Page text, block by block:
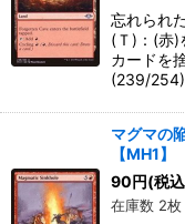
忘れられ
(Ｔ)：(赤)
カードを
(239/
マグマの
【MH1】
90円(税
在庫数 2枚